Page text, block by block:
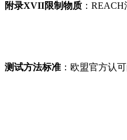
附录XVII限制物质 ：
测试方法标准 ：欧盟官方认